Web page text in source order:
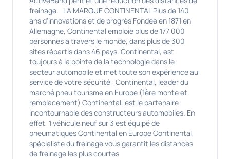
freinage. LA MARQUE CONTINENTAL Plus de 140
ans d'innovations et de progrès Fondée en 1871 en
Allemagne, Continental emploie plus de 177 000
personnes à travers le monde, dans plus de 300
sites répartis dans 46 pays. Continental, est
toujours à la pointe de la technologie dans le
secteur automobile et met toute son expérience au
service de votre sécurité : Continental, leader du
marché pneu tourisme en Europe (1ère monte et
remplacement) Continental, est le partenaire
incontournable des constructeurs automobiles. En
effet, 1 véhicule neuf sur 3 est équipé de
pneumatiques Continental en Europe Continental,
spécialiste du freinage vous garantit les distances
de freinage les plus courtes